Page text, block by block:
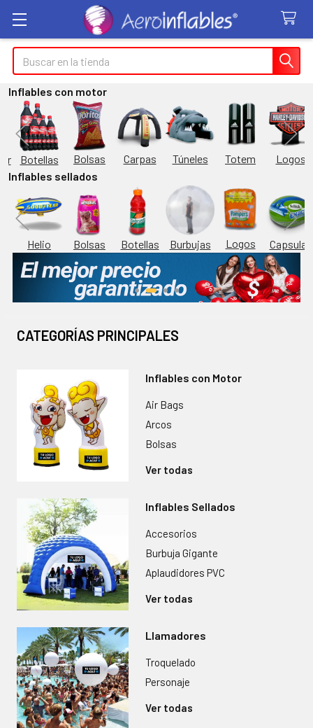
Buscar
Inflables con motor
Botellas Bolsas Carpas Túneles Totem
Logos
Inflables sellados
Helio Bolsas Botellas Burbujas Logos Capsulas
CATEGORÍAS PRINCIPALES
Inflables con Motor
Air Bags
Arcos
Bolsas
Ver todas
Inflables Sellados
Accesorios
Burbuja Gigante
Aplaudidores PVC
Ver todas
Llamadores
Troquelado
Personaje
Ver todas